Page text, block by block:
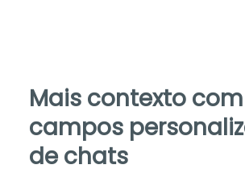
Mais contexto
campos
de chats